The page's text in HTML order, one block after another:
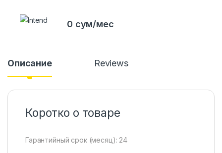
0 сум/мес
Описание Reviews
Коротко о товаре
Гарантийный срок (месяц): 24